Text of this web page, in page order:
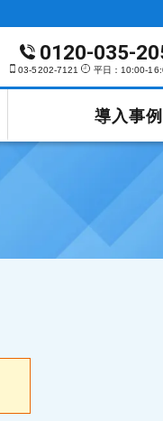
0120-035-
03-5202-7121 平日：10:00-
導入事例